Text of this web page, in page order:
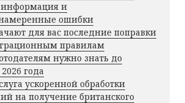
и
ошибки
для вас последние поправки
правилам
нужно знать до
года
ускоренной обработки
на получение британского